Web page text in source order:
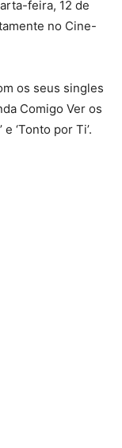
feira, 12 de
no Cine-
os seus singles
Comigo Ver os
e ‘Tonto por Ti’.